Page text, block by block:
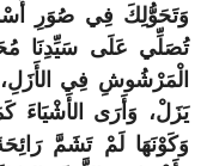
وَتَحَوُّلِكَ فِي صُوَرِ
تُصَلِّي عَلَى سَيِّدِنَا
الْمَرْشُوشِ فِي الأَزَلِ،
يَزَلْ، وَأَرَى الأَشْيَاءَ
وَكَوْنَهَا لَمْ تَشَمَّ